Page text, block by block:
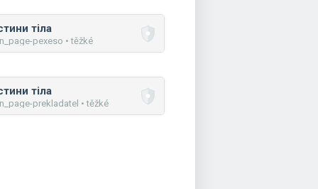
тіла
pexeso • těžké
тіла
prekladatel • těžké